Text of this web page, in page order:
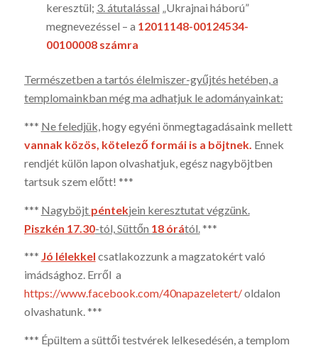
keresztül; 3. átutalással „Ukraj­nai háború”
megnevezéssel – a 12011148-00124534-
00100008 számra
Természetben a tartós élelmiszer-gyűjtés hetében, a
temploma­inkban még ma adhatjuk le adományainkat:
*** Ne feled­jük,hogy egyéni önmegtagadásaink mel­lett
vannak közös, kötele­ző for­mái is a böjtnek. Ennek
rendjét külön lapon olvashatjuk, egész nagy­böjtben
tartsuk szem előtt! ***
*** Nagyböjt péntekjein keresztutat végzünk.
Piszkén 17.30-tól, Süttőn 18 órá­tól. ***
*** Jó lélekkel csatlakozzunk a magzatokért való
imádsághoz. Erről a
https://www.facebook.com/40napazeletert/oldalon
olvashatunk. ***
*** Épültem a süttői testvérek lelkesedésén, a templom